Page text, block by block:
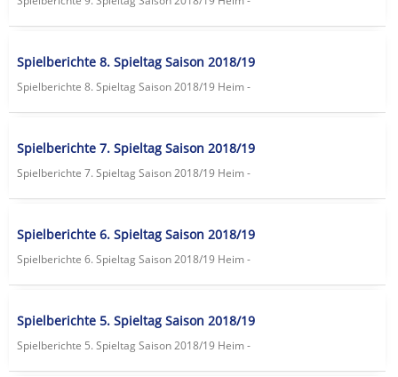
Spielberichte 8. Spieltag Saison 2018/19
Spielberichte 8. Spieltag Saison 2018/19 Heim -
Spielberichte 7. Spieltag Saison 2018/19
Spielberichte 7. Spieltag Saison 2018/19 Heim -
Spielberichte 6. Spieltag Saison 2018/19
Spielberichte 6. Spieltag Saison 2018/19 Heim -
Spielberichte 5. Spieltag Saison 2018/19
Spielberichte 5. Spieltag Saison 2018/19 Heim -